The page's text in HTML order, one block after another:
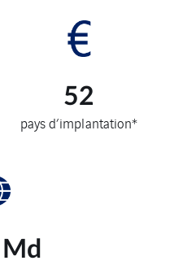
52
pays d’implantation*
Md